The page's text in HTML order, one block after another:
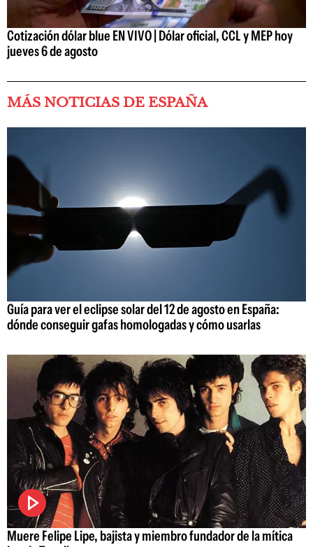
Cotización dólar blue EN VIVO | Dólar oficial, CCL y MEP hoy
jueves 6 de agosto
MÁS NOTICIAS DE ESPAÑA
Guía para ver el eclipse solar del 12 de agosto en España:
dónde conseguir gafas homologadas y cómo usarlas
Muere Felipe Lipe, bajista y miembro fundador de la mítica